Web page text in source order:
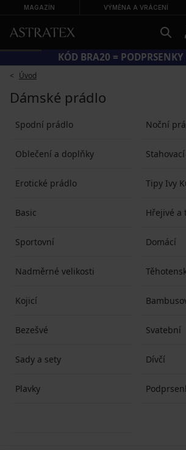
MAGAZÍN VÝMĚNA A VRÁCENÍ
KÓD BRA20 =
Úvod
Dámské prádlo
Spodní prádlo Noční
Oblečení a doplňky
Erotické prádlo Tipy Ivy
Basic Hřejivé a
Sportovní Domácí
Nadměrné velikosti
Kojicí
Bezešvé Svatební
Sady a sety Dívčí
Plavky